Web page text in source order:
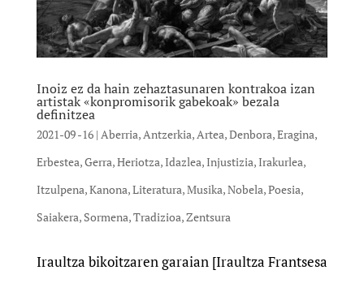
Inoiz ez da hain zehaztasunaren kontrakoa izan
artistak «konpromisorik gabekoak» bezala
definitzea
2021-09 -16| Aberria, Antzerkia, Artea,Denbora,Eragina,
Erbestea,Gerra,Heriotza,Idazlea,Injustizia,Irakurlea,
Itzulpena,Kanona,Literatura,Musika,Nobela,Poesia,
Saiakera, Sormena,Tradizioa,Zentsura
Iraultza bikoitzaren garaian [Iraultza Frantsesa